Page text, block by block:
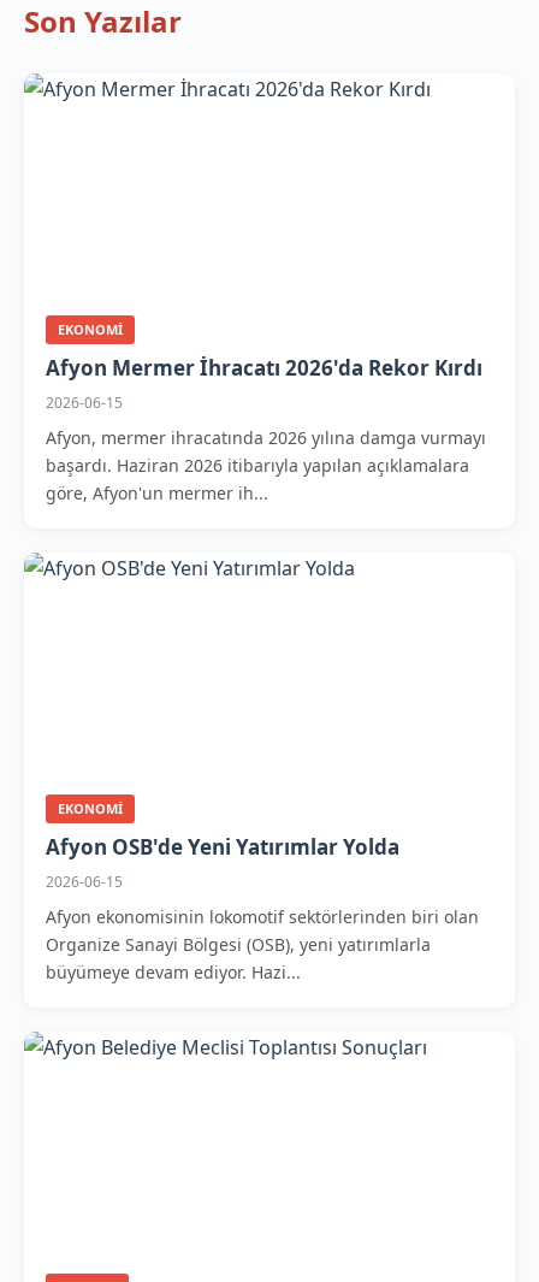
Son Yazılar
EKONOMI
Afyon Mermer İhracatı 2026'da Rekor Kırdı
2026-06-15
Afyon, mermer ihracatında 2026 yılına damga vurmayı
başardı. Haziran 2026 itibarıyla yapılan açıklamalara
göre, Afyon'un mermer ih...
EKONOMI
Afyon OSB'de Yeni Yatırımlar Yolda
2026-06-15
Afyon ekonomisinin lokomotif sektörlerinden biri olan
Organize Sanayi Bölgesi (OSB), yeni yatırımlarla
büyümeye devam ediyor. Hazi...